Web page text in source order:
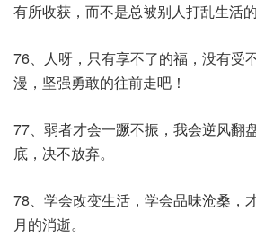
有所收获，而不是总被别人打乱生活的
76、人呀，只有享不了的福，没有受
漫，坚强勇敢的往前走吧！
77、弱者才会一蹶不振，我会逆风翻
底，决不放弃。
78、学会改变生活，学会品味沧桑，
月的消逝。